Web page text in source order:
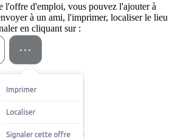
l'offre d'emploi, vous pouvez l'ajouter à
à un ami, l'imprimer, localiser le lieu
en cliquant sur :